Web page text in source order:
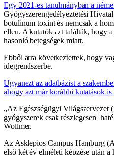
Egy 2021-es tanulmányban a
Gyógyszerengedélyeztetési
botulinum toxint és nemcsak a
ellen. A kutatók azt találták, hogy
hasonló betegségek miatt.
Ebből arra következtettek, hogy
idegrendszerbe.
Ugyanezt az adatbázist a
ahogy azt már korábbi kutatások is
„Az Egészségügyi Világszervezet
gyógyszerek csak részlegesen
Wollmer.
Az Asklepios Campus Hamburg
első két év elméleti képzése után